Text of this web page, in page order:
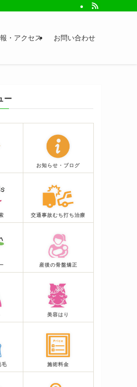
・アクセス お問い合わせ
ー
お知らせ・ブログ
交通事故むち打ち治療
産後の骨盤矯正
美容はり
毛 施術料金